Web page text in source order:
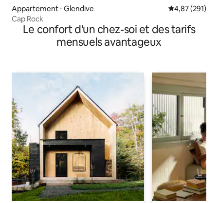
Appartement ⋅ Glendive Évaluation
4,87 (291)
Cap Rock
Le confort d'un chez-soi et des tarifs
mensuels avantageux